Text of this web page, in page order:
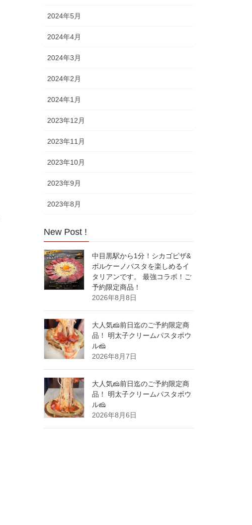
2024年5月
2024年4月
2024年3月
2024年2月
2024年1月
2023年12月
2023年11月
2023年10月
2023年9月
2023年8月
New Post !
中目黒駅から1分！シカゴピザ&
ボルケーノパスタを楽しめるイ
タリアンです。 最強コラボ！ご
予約限定商品！
2026年8月8日
大人気🧀前日迄のご予約限定商
品！ 明太子クリームパスタボウ
ル🧀
2026年8月7日
大人気🧀前日迄のご予約限定商
品！ 明太子クリームパスタボウ
ル🧀
2026年8月6日